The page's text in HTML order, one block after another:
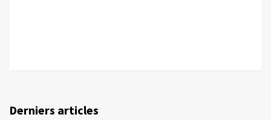
Derniers articles